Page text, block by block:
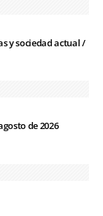
y sociedad actual /
de 2026